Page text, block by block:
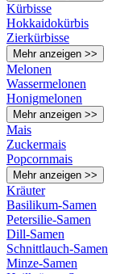
Kürbisse
Hokkaidokürbis
Zierkürbisse
Mehr anzeigen >>
Melonen
Wassermelonen
Honigmelonen
Mehr anzeigen >>
Mais
Zuckermais
Popcornmais
Mehr anzeigen >>
Kräuter
Basilikum-Samen
Petersilie-Samen
Dill-Samen
Schnittlauch-Samen
Minze-Samen